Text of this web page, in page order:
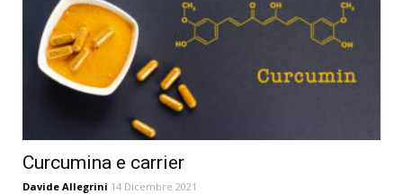
Curcumina e carrier
Davide Allegrini 14 Dicembre 2021